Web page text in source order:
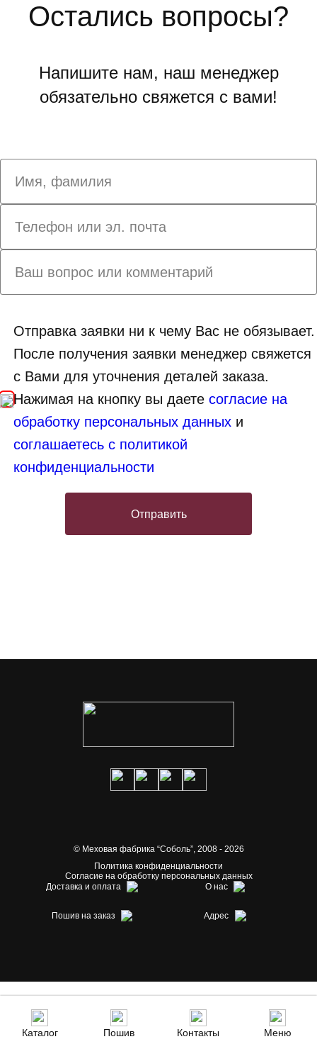
Остались вопросы?
Напишите нам, наш менеджер
обязательно свяжется с вами!
Отправка заявки ни к чему Вас не обязывает.
После получения заявки менеджер свяжется
с Вами для уточнения деталей заказа.
Нажимая на кнопку вы даетесогласие на
обработку персональных данных и
соглашаетесь с политикой
конфиденциальности
Отправить
© Меховая фабрика “Соболь”,2008 - 2026
Политика конфиденциальности
Согласие на обработку персональных данных
Доставка и оплата
О нас
Пошив на заказ Адрес
Каталог Пошив Контакты Меню